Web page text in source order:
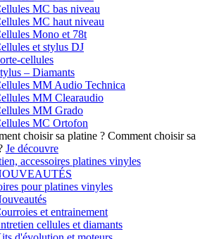
MC bas niveau
MC haut niveau
Mono et 78t
et stylus DJ
cellules
– Diamants
MM Audio Technica
MM Clearaudio
MM Grado
MC Ortofon
Comment choisir sa
Je découvre
accessoires platines vinyles
pour platines vinyles
et entrainement
cellules et diamants